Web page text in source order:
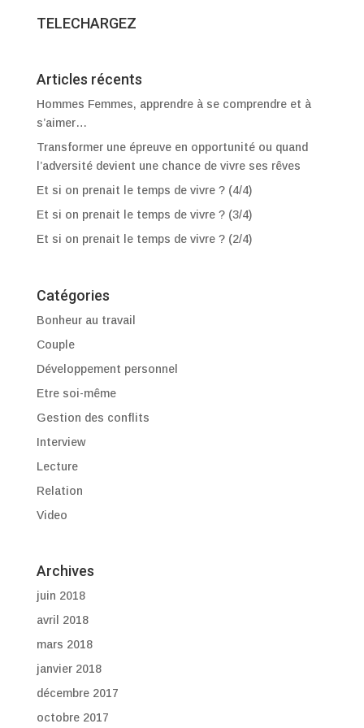
TELECHARGEZ
Articles récents
Hommes Femmes, apprendre à se comprendre et à
s’aimer…
Transformer une épreuve en opportunité ou quand
l’adversité devient une chance de vivre ses rêves
Et si on prenait le temps de vivre ? (4/4)
Et si on prenait le temps de vivre ? (3/4)
Et si on prenait le temps de vivre ? (2/4)
Catégories
Bonheur au travail
Couple
Développement personnel
Etre soi-même
Gestion des conflits
Interview
Lecture
Relation
Video
Archives
juin 2018
avril 2018
mars 2018
janvier 2018
décembre 2017
octobre 2017